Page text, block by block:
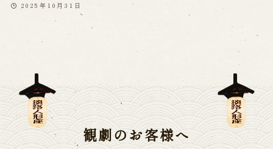
2025年10月31日
観劇のお客様へ